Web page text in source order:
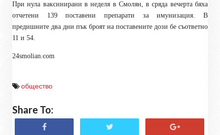
При нула ваксинирани в неделя в Смолян, в сряда вечерта бяха
отчетени 139 поставени препарати за имунизация. В
предишните два дни пък броят на поставените дози бе съответно
11 и 54.
24smolian.com
общество
Share To: